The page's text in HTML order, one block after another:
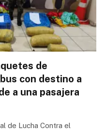
de
con destino a
a una pasajera
de Lucha Contra el